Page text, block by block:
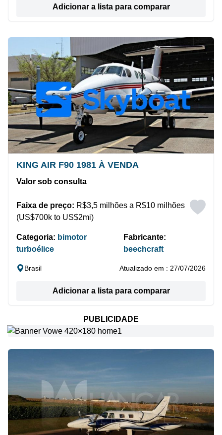
Adicionar a lista para comparar
KING AIR F90 1981 À VENDA
Valor sob consulta
Faixa de preço: R$3,5 milhões a R$10 milhões
(US$700k to US$2mi)
Categoria: bimotor
turboélice
Fabricante:
beechcraft
Brasil Atualizado em : 27/07/2026
Adicionar a lista para comparar
PUBLICIDADE